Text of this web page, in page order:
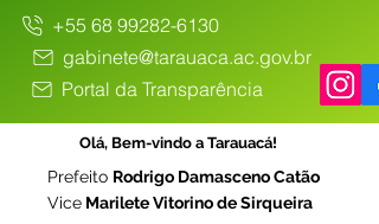
+55 68 99282-6130
gabinete@tarauaca.ac.gov.br
Portal da Transparência
Olá, Bem-vindo a Tarauacá!
Prefeito Rodrigo Damasceno Catão
Vice Marilete Vitorino de Sirqueira